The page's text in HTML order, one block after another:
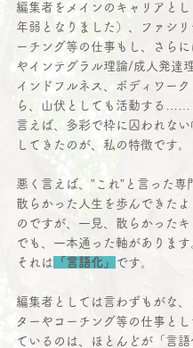
編集者をメインのキャリアと
年弱となりました）、ファシリ
ーチング等の仕事もし、さら
やインテグラル理論/成人発達
インドフルネス、ボディワー
ら、山伏としても活動する……
言えば、多彩で枠に囚われない
してきたのが、私の特徴です。
悪く言えば、”これ”と言った専
散らかった人生を歩んできたよ
のですが、一見、散らかった
でも、一本通った軸があります
それは
「言語化」 です。
編集者としては言わずもがな、
ターやコーチング等の仕事とし
ているのは、ほとんどが「言語